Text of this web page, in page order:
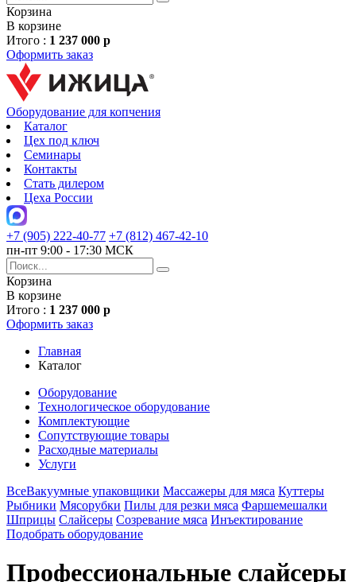
Корзина
В корзине
Итого : 1 237 000 р
Оформить заказ
Оборудование для копчения
Каталог
Цех под ключ
Семинары
Контакты
Стать дилером
Цеха России
+7 (905) 222-40-77 +7 (812) 467-42-10
пн-пт 9:00 - 17:30 МСК
Корзина
В корзине
Итого : 1 237 000 р
Оформить заказ
Главная
Каталог
Оборудование
Технологическое оборудование
Комплектующие
Сопутствующие товары
Расходные материалы
Услуги
ВсеВакуумные упаковщики Массажеры для мяса Куттеры
Рыбники Мясорубки Пилы для резки мяса Фаршемешалки
Шприцы Слайсеры Cозревание мяса Инъектирование
Подобрать оборудование
Профессиональные слайсеры